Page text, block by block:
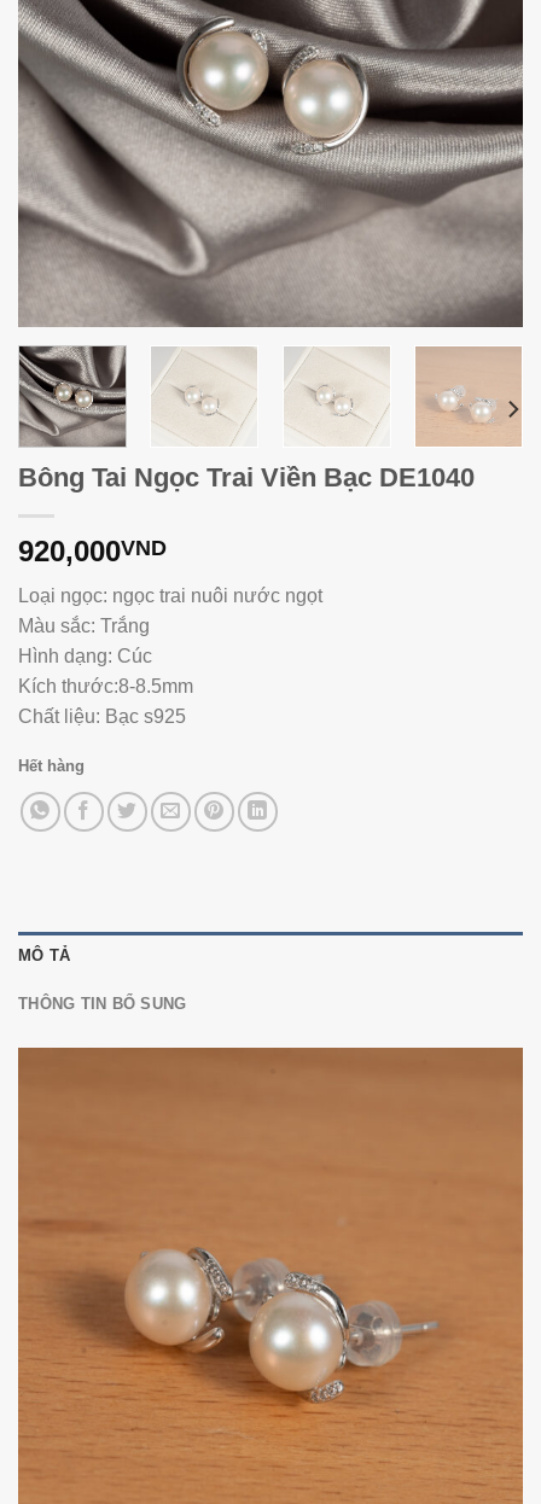
Bông Tai Ngọc Trai Viền Bạc DE1040
920,000VND
Loại ngọc: ngọc trai nuôi nước ngọt
Màu sắc: Trắng
Hình dạng: Cúc
Kích thước:8-8.5mm
Chất liệu: Bạc s925
Hết hàng
MÔ TẢ
THÔNG TIN BỔ SUNG